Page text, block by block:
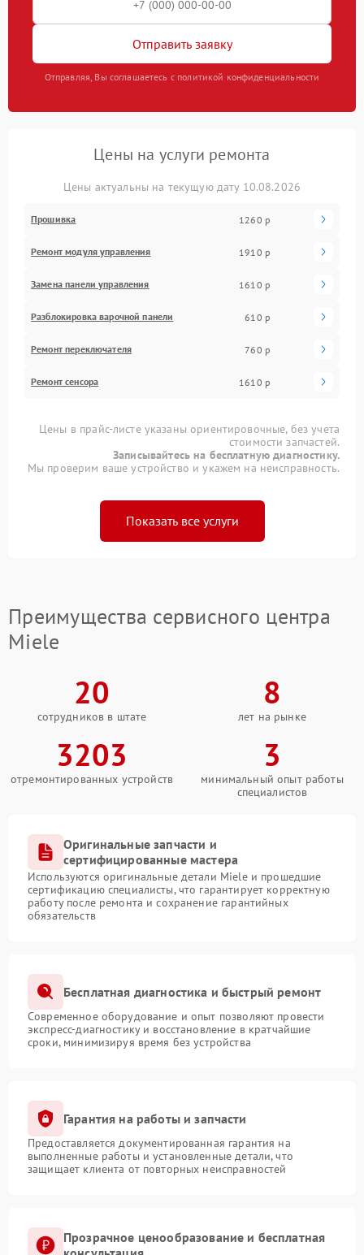
Отправить заявку
Отправляя, Вы соглашаетесь с политикой конфиденциальности
Цены на услуги ремонта
Цены актуальны на текущую дату 10.08.2026
Прошивка 1260 р
Ремонт модуля управления 1910 р
Замена панели управления 1610 р
Разблокировка варочной панели 610 р
Ремонт переключателя 760 р
Ремонт сенсора 1610 р
Цены в прайс-листе указаны ориентировочные, без учета
стоимости запчастей.
Записывайтесь на бесплатную диагностику.
Мы проверим ваше устройство и укажем на неисправность.
Показать все услуги
Преимущества сервисного центра
Miele
20
сотрудников в штате
8
лет на рынке
3203
отремонтированных устройств
3
минимальный опыт работы
специалистов
Оригинальные запчасти и
сертифицированные мастера
Используются оригинальные детали Miele и прошедшие
сертификацию специалисты, что гарантирует корректную
работу после ремонта и сохранение гарантийных
обязательств
Бесплатная диагностика и быстрый ремонт
Современное оборудование и опыт позволяют провести
экспресс-диагностику и восстановление в кратчайшие
сроки, минимизируя время без устройства
Гарантия на работы и запчасти
Предоставляется документированная гарантия на
выполненные работы и установленные детали, что
защищает клиента от повторных неисправностей
Прозрачное ценообразование и бесплатная